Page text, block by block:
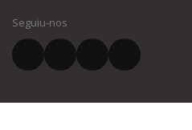
El vostre correu electrònic *
Seguiu-nos